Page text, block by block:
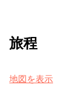
旅程
地図を表示